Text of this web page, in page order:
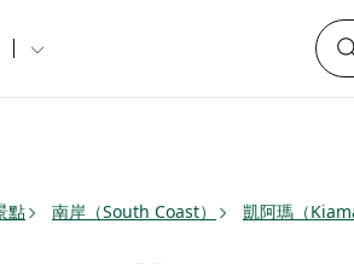
點 南岸（South Coast） 凱阿瑪（